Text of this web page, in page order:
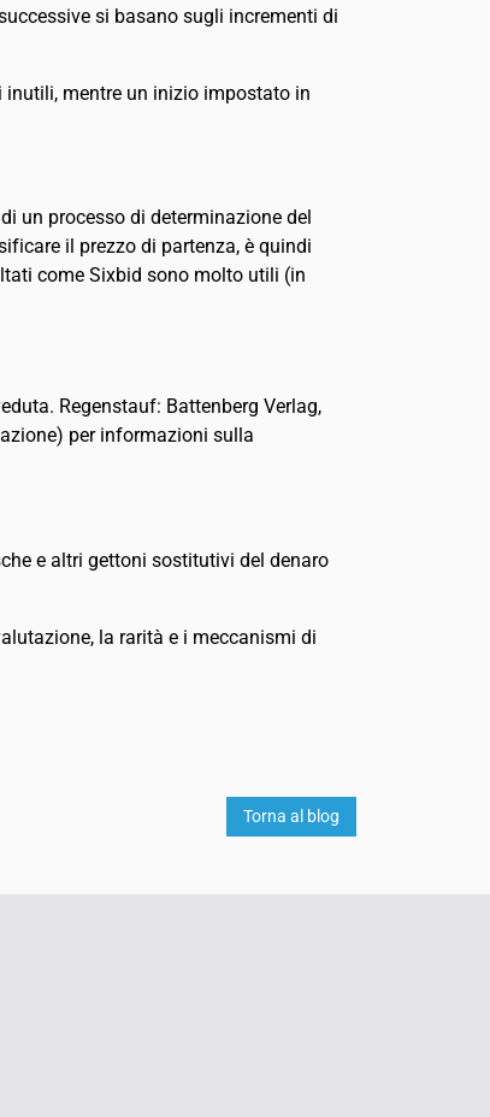
si basano sugli incrementi di
inutili, mentre un inizio impostato in
un processo di determinazione del
il prezzo di partenza, è quindi
come Sixbid sono molto utili (in
Regenstauf: Battenberg Verlag,
per informazioni sulla
e altri gettoni sostitutivi del denaro
la rarità e i meccanismi di
Torna al blog